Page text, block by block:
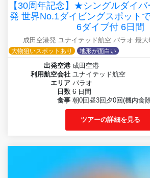
【30周年記念】★シングルダイ
発 世界No.1ダイビングスポット
6ダイブ付 6日間
成田空港発 ユナイテッド航空 パラオ 最大
大物狙いスポットあり
地形が面白い
出発空港 成田空港
利用航空会社 ユナイテッド航空
エリア パラオ
日数 6 日間
食事 朝0回昼3回夕0回(機内食
ツアーの詳細を見る